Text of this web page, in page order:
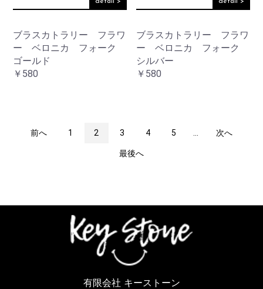
ブラスカトラリー フラワ
ー ベロニカ フォーク
ゴールド
￥580
ブラスカトラリー フラワ
ー ベロニカ フォーク
シルバー
￥580
前へ 1 2 3 4 5 次へ
最後へ
有限会社 キーストーン